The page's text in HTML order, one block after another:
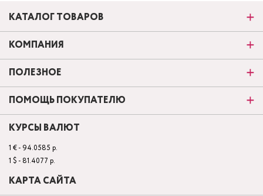
КАТАЛОГ ТОВАРОВ
КОМПАНИЯ
ПОЛЕЗНОЕ
ПОМОЩЬ ПОКУПАТЕЛЮ
КУРСЫ ВАЛЮТ
1 € - 94.0585 р.
1 $ - 81.4077 р.
КАРТА САЙТА